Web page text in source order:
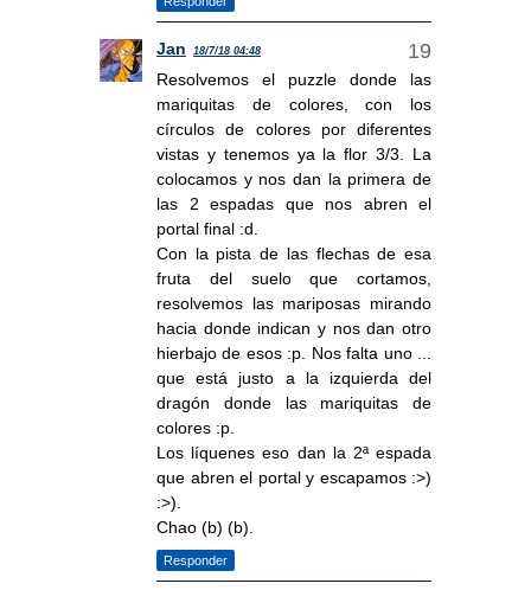
Jan 18/7/18 04:48
Resolvemos el puzzle donde las
mariquitas de colores, con los
círculos de colores por diferentes
vistas y tenemos ya la flor 3/3. La
colocamos y nos dan la primera de
las 2 espadas que nos abren el
portal final :d.
Con la pista de las flechas de esa
fruta del suelo que cortamos,
resolvemos las mariposas mirando
hacia donde indican y nos dan otro
hierbajo de esos :p. Nos falta uno ...
que está justo a la izquierda del
dragón donde las mariquitas de
colores :p.
Los líquenes eso dan la 2ª espada
que abren el portal y escapamos :>)
:>).
Chao (b) (b).
Responder